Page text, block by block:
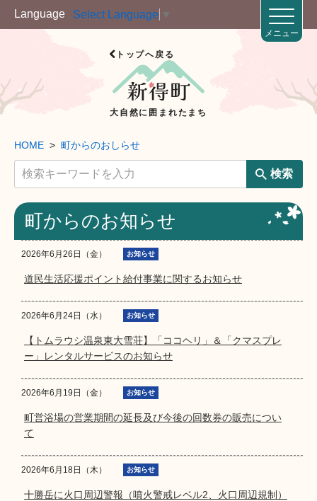
Language Select Language
トップへ戻る
大自然に囲まれたまち
メニュー
HOME 町からのおしらせ
検索
町からのお知らせ
2026年6月26日（金） お知らせ
道民生活応援ポイント給付事業に関するお知らせ
2026年6月24日（水） お知らせ
【トムラウシ温泉東大雪荘】「ココヘリ」＆「クマスプレ
ー」レンタルサービスのお知らせ
2026年6月19日（金） お知らせ
町営浴場の営業期間の延長及び今後の回数券の販売につい
て
2026年6月18日（木） お知らせ
十勝岳に火口周辺警報（噴火警戒レベル2、火口周辺規制）